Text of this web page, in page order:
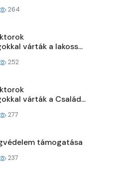
264
várták a lakoss...
252
várták a Család...
277
támogatása
237